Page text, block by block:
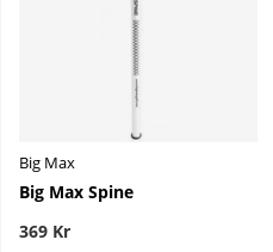
Big Max
Big Max Spine
369 Kr